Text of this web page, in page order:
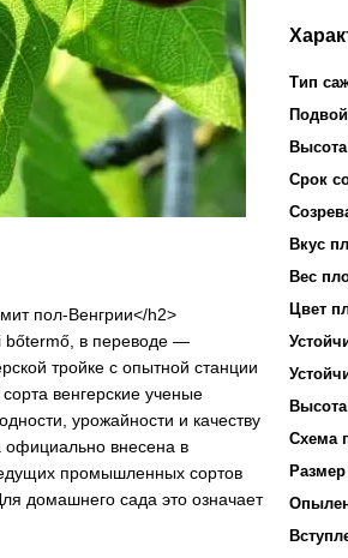
пол-Венгрии</h2>
bőtermő, в переводе —
тройке с опытной станции
венгерские ученые
урожайности и качеству
внесена в
промышленных сортов
домашнего сада это означает
Тип
Подвой
Срок
Вкус
Вес
Цвет
Схема